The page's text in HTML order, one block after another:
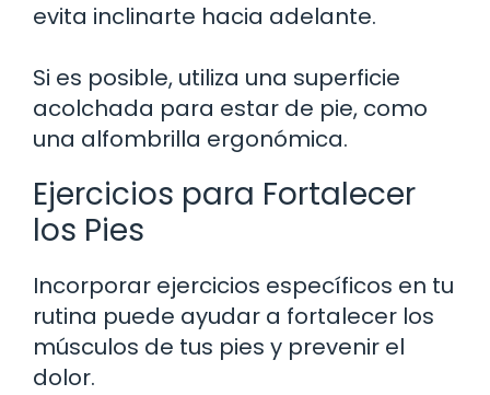
evita inclinarte hacia adelante.
Si es posible, utiliza una superficie
acolchada para estar de pie, como
una alfombrilla ergonómica.
Ejercicios para Fortalecer
los Pies
Incorporar ejercicios específicos en tu
rutina puede ayudar a fortalecer los
músculos de tus pies y prevenir el
dolor.